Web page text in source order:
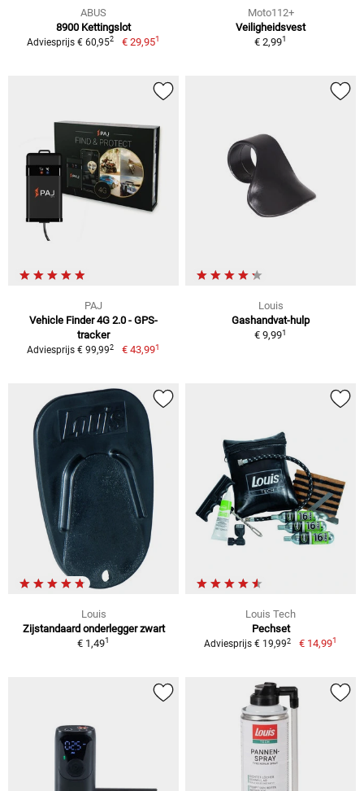
ABUS
8900 Kettingslot
Adviesprijs € 60,952 € 29,951
Moto112+
Veiligheidsvest
€ 2,991
PAJ
Vehicle Finder 4G 2.0 - GPS-
tracker
Adviesprijs € 99,992 € 43,991
Louis
Gashandvat-hulp
€ 9,991
Louis
Zijstandaard onderlegger zwart
€ 1,491
Louis Tech
Pechset
Adviesprijs € 19,992 € 14,991